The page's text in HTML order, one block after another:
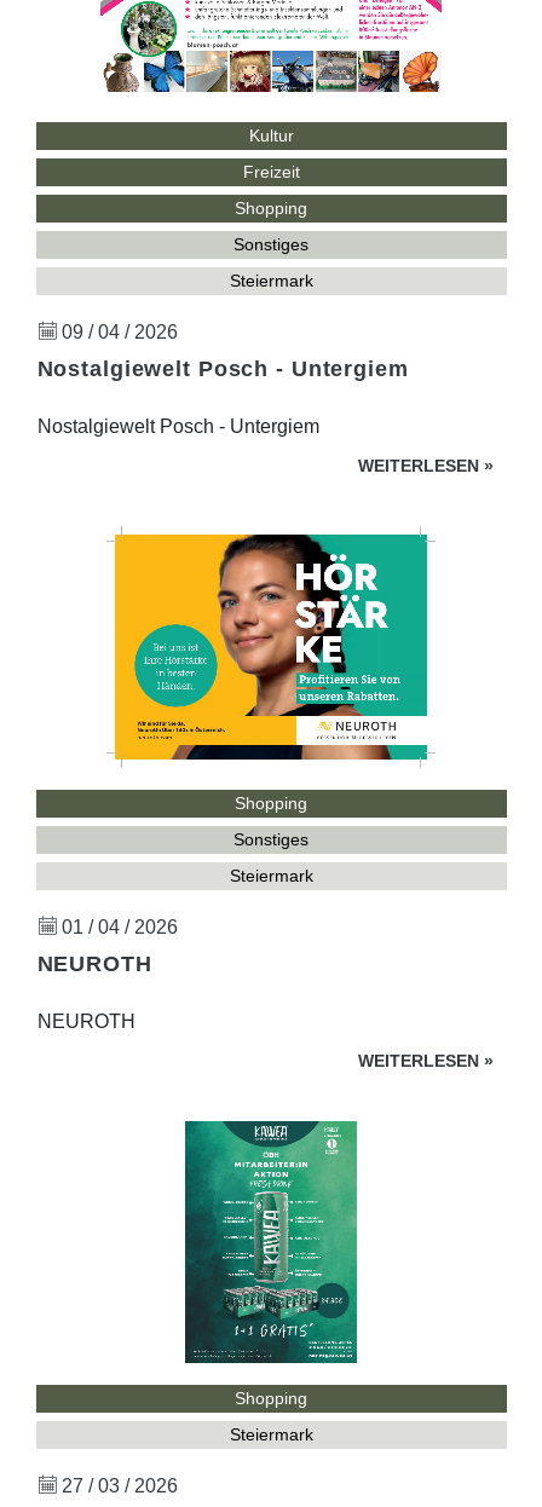
Kultur
Freizeit
Shopping
Sonstiges
Steiermark
09 / 04 / 2026
Nostalgiewelt Posch - Untergiem
Nostalgiewelt Posch - Untergiem
WEITERLESEN »
Shopping
Sonstiges
Steiermark
01 / 04 / 2026
NEUROTH
NEUROTH
WEITERLESEN »
Shopping
Steiermark
27 / 03 / 2026